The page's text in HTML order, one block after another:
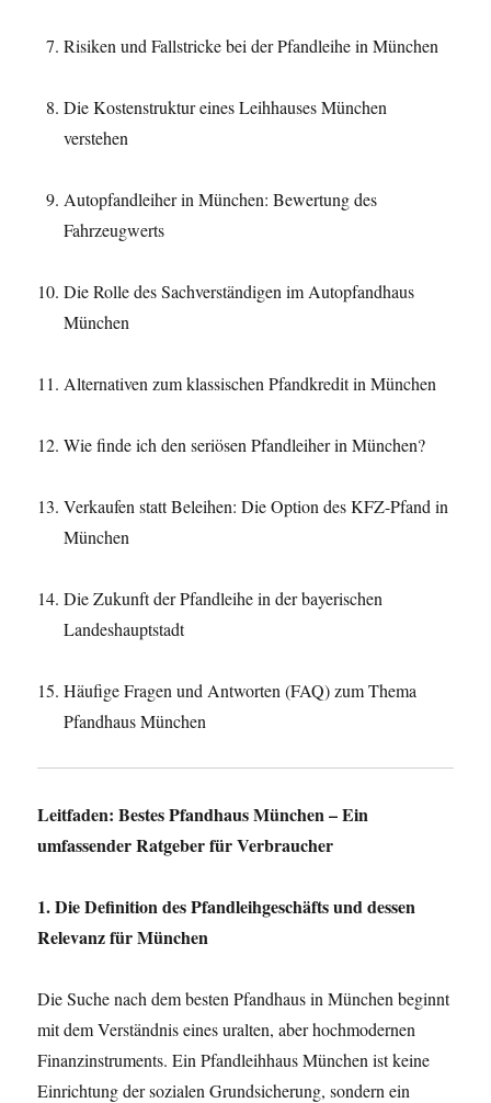
Risiken und Fallstricke bei der Pfandleihe in München
Die Kostenstruktur eines Leihhauses München
verstehen
Autopfandleiher in München: Bewertung des
Fahrzeugwerts
Die Rolle des Sachverständigen im Autopfandhaus
München
Alternativen zum klassischen Pfandkredit in München
Wie finde ich den seriösen Pfandleiher in München?
Verkaufen statt Beleihen: Die Option des KFZ-Pfand in
München
Die Zukunft der Pfandleihe in der bayerischen
Landeshauptstadt
Häufige Fragen und Antworten (FAQ) zum Thema
Pfandhaus München
Leitfaden: Bestes Pfandhaus München – Ein
umfassender Ratgeber für Verbraucher
1. Die Definition des Pfandleihgeschäfts und dessen
Relevanz für München
Die Suche nach dem besten Pfandhaus in München beginnt
mit dem Verständnis eines uralten, aber hochmodernen
Finanzinstruments. Ein Pfandleihhaus München ist keine
Einrichtung der sozialen Grundsicherung, sondern ein